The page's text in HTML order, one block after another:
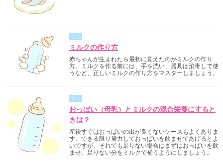
学ぶ
ミルクの作り方
赤ちゃんが生まれたら最初に覚えたのがミルクの作り
方。ミルクを作る前には、手を洗い、器具は消毒して使
うなど、正しいミルクの作り方をマスターしましょう。
学ぶ
おっぱい（母乳）とミルクの混合栄養にすると
きは？
産後すぐはおっぱいの出が良くないケースもよくありま
す。できる限り努力しておっぱいを飲ませてあげるとよ
いですが、それでも足りない場合はまずはおっぱいを飲
ませ、足りない分をミルクで補うようにしましょう。